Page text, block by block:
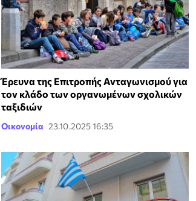
Έρευνα της Επιτροπής Ανταγωνισμού για
τον κλάδο των οργανωμένων σχολικών
ταξιδιών
Οικονομία 23.10.2025 16:35